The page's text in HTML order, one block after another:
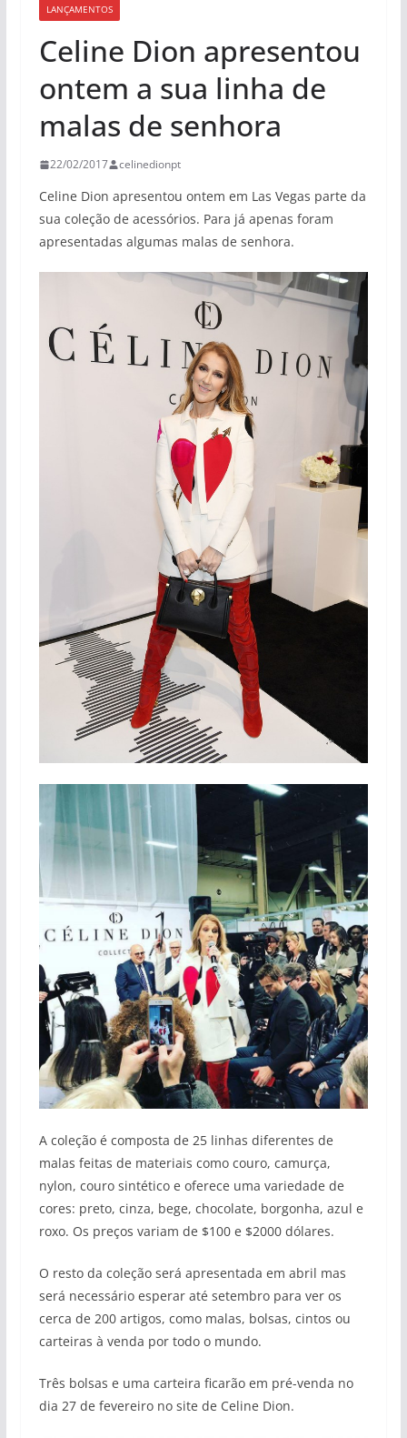
LANÇAMENTOS
Celine Dion apresentou
ontem a sua linha de
malas de senhora
22/02/2017 celinedionpt
Celine Dion apresentou ontem em Las Vegas parte da
sua coleção de acessórios. Para já apenas foram
apresentadas algumas malas de senhora.
A coleção é composta de 25 linhas diferentes de
malas feitas de materiais como couro, camurça,
nylon, couro sintético e oferece uma variedade de
cores: preto, cinza, bege, chocolate, borgonha, azul e
roxo. Os preços variam de $100 e $2000 dólares.
O resto da coleção será apresentada em abril mas
será necessário esperar até setembro para ver os
cerca de 200 artigos, como malas, bolsas, cintos ou
carteiras à venda por todo o mundo.
Três bolsas e uma carteira ficarão em pré-venda no
dia 27 de fevereiro no site de Celine Dion.